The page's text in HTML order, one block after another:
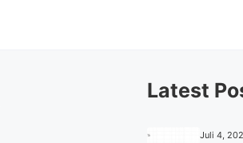
Latest
Juli 4,